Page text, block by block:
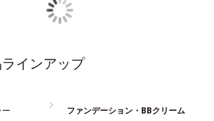
インアップ
ファンデーション・BBクリーム